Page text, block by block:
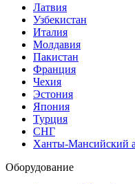
Латвия
Узбекистан
Италия
Молдавия
Пакистан
Франция
Чехия
Эстония
Япония
Турция
СНГ
Ханты-Мансийский
Оборудование